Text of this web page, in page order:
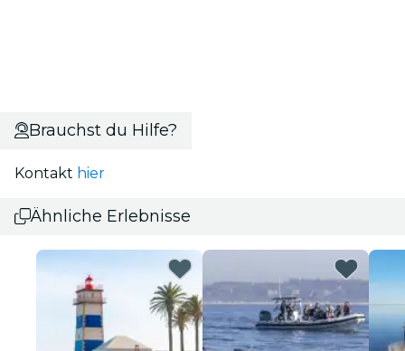
Brauchst du Hilfe?
Kontakt hier
Ähnliche Erlebnisse